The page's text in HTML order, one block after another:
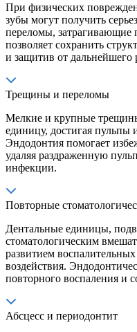
При физических
зубы могут получить
переломы, затрагивающие
позволяет сохранить
и защитив от дальнейшего
Трещины и переломы
Мелкие и крупные
единицу, достигая
Эндодонтия помогает
удаляя раздраженную
инфекции.
Повторные
Дентальные единицы,
стоматологическим
развитием
воздействия.
повторного воспаления и
Абсцесс и периодонтит